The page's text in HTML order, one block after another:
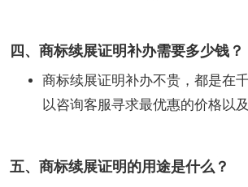
四、商标续展证明补办需要多少钱？
商标续展证明补办不贵，都是在
以咨询客服寻求最优惠的价格以
五、商标续展证明的用途是什么？